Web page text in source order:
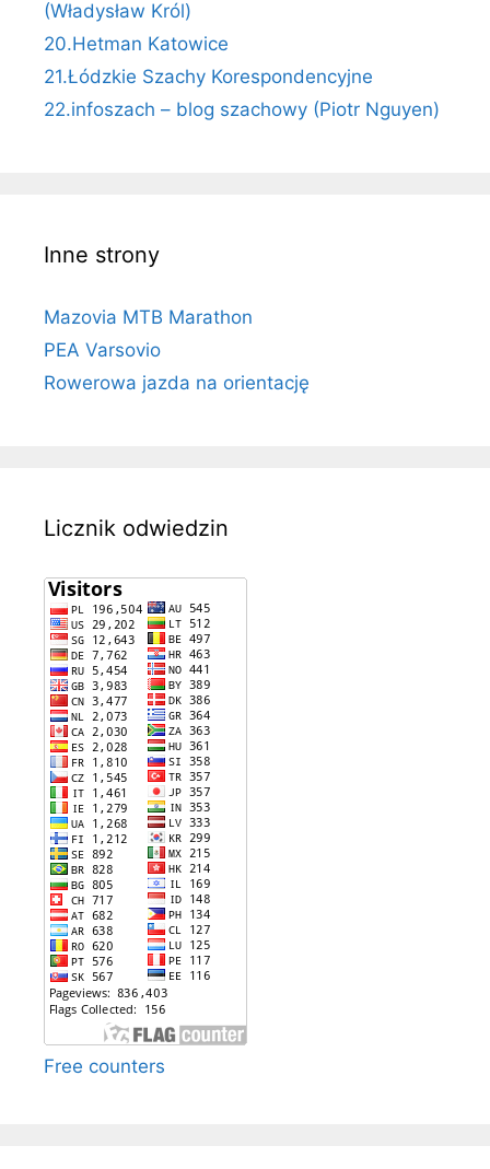
(Władysław Król)
20.Hetman Katowice
21.Łódzkie Szachy Korespondencyjne
22.infoszach – blog szachowy (Piotr Nguyen)
Inne strony
Mazovia MTB Marathon
PEA Varsovio
Rowerowa jazda na orientację
Licznik odwiedzin
Free counters